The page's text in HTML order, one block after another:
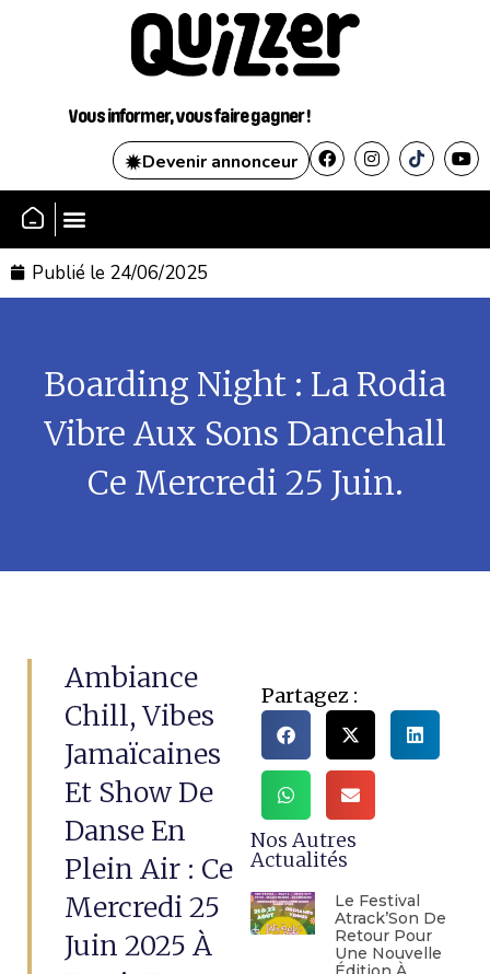
Vous informer, vous faire gagner !
Devenir annonceur
Publié le 24/06/2025
Boarding Night : La Rodia
Vibre Aux Sons Dancehall
Ce Mercredi 25 Juin.
Ambiance
Chill, Vibes
Jamaïcaines
Et Show De
Danse En
Plein Air : Ce
Mercredi 25
Juin 2025 À
Partagez :
Nos Autres
Actualités
Le Festival
Atrack’Son De
Retour Pour
Une Nouvelle